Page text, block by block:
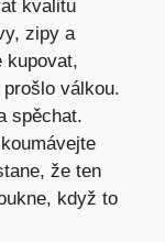
kvalitu
zipy a
kupovat,
válkou.
spěchat.
že ten
když to